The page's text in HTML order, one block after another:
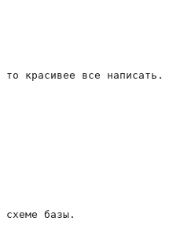
красивее все написать.
схеме базы.